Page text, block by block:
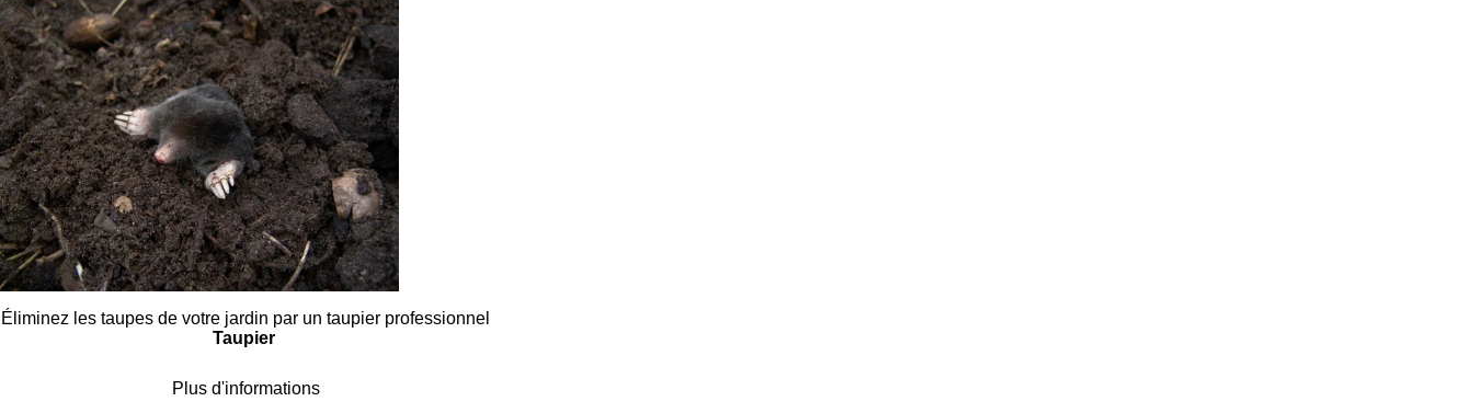
Éliminez les taupes de votre jardin par un taupier professionnel
Taupier
Plus d'informations